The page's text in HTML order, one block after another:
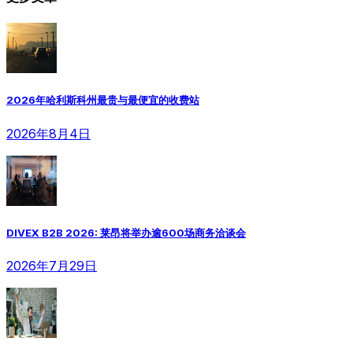
2026年哈利斯科州最贵与最便宜的收费站
2026年8月4日
DIVEX B2B 2026: 莱昂将举办逾600场商务洽谈会
2026年7月29日